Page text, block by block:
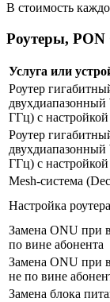
В стоимость
Роутеры, PON
Услуга или
Роутер
ГГц) с настройкой
Роутер
ГГц) с настройкой
Mesh-система
Настройка
Замена ONU при
по вине абонента
Замена ONU при
не по вине
Замена блока